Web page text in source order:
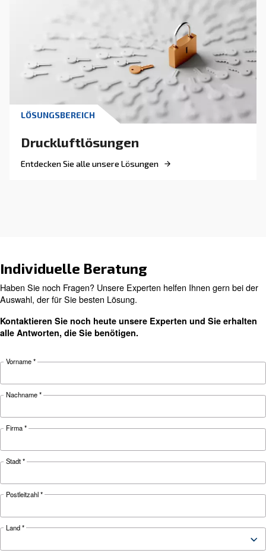
DRUCKLUFT VERSTEHEN
Druckluft-Rohrleitungen:
komplette, praktische
Leitfaden
MEHR ÜBER DRUCKLUFT ERFAHREN
Verstehen des
Druckregelventils
Erfahren Sie mehr über Druckregelventile –